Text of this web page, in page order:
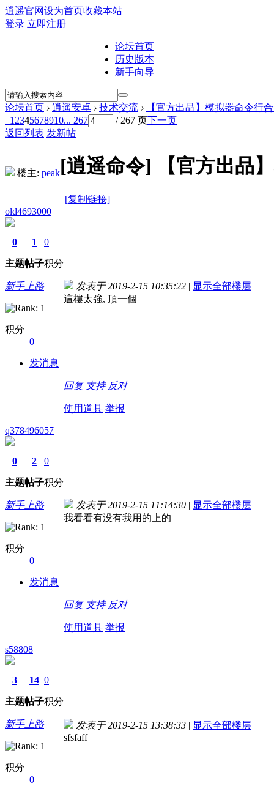
逍遥官网设为首页收藏本站
登录 立即注册
论坛首页
历史版本
新手向导
论坛首页 › 逍遥安卓 › 技术交流 ›
【官方出品】模拟器命令行
1 2345678910... 267 / 267 页下一页
返回列表 发新帖
楼主: peak[逍遥命令] 【官方出品
[复制链接]
old4693000
0
主题
1
帖子
0
积分
新手上路
积分
0
发消息
发表于 2019-2-15 10:35:22 | 显示全部楼层
這樓太強, 頂一個
回复 支持 反对
使用道具 举报
q378496057
0
主题
2
帖子
0
积分
新手上路
积分
0
发消息
发表于 2019-2-15 11:14:30 | 显示全部楼层
我看看有没有我用的上的
回复 支持 反对
使用道具 举报
s58808
3
主题
14
帖子
0
积分
新手上路
积分
0
发表于 2019-2-15 13:38:33 | 显示全部楼层
sfsfaff